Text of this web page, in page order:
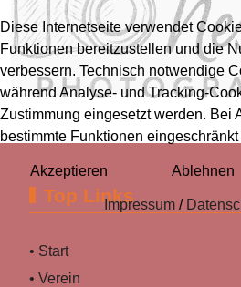
Top Links
• Start
• Verein
Diese Internetseite verwendet
Funktionen bereitzustellen und die
verbessern. Technisch notwendige
während Analyse- und Tracking-
Zustimmung eingesetzt werden. Bei
bestimmte Funktionen eingeschränkt
Akzeptieren Ablehnen
Impressum/